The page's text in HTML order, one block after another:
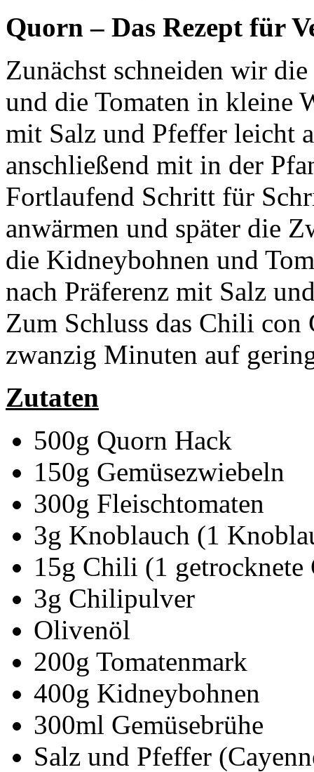
Quorn – Das Rezept für
Zunächst schneiden wir
und die Tomaten in kleine
mit Salz und Pfeffer leicht
anschließend mit in der
Fortlaufend Schritt für
anwärmen und später die
die Kidneybohnen und
nach Präferenz mit Salz
Zum Schluss das Chili
zwanzig Minuten auf
Zutaten
500g Quorn Hack
150g Gemüsezwiebeln
300g Fleischtomaten
3g Knoblauch (1
15g Chili (1
3g Chilipulver
Olivenöl
200g Tomatenmark
400g Kidneybohnen
300ml Gemüsebrühe
Salz und Pfeffer